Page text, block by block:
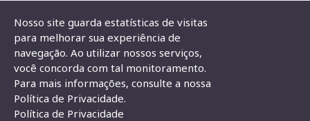
Chave Tecla KDC-A10-B1 4 Terminais Para PCI
CHAVE TECLA KDC-A10-B1 4 TERMINAIS PARA PCI
Nosso site guarda estatísticas de visitas
para melhorar sua experiência de
navegação. Ao utilizar nossos serviços,
você concorda com tal monitoramento.
Para mais informações, consulte a nossa
Política de Privacidade.
Política de Privacidade